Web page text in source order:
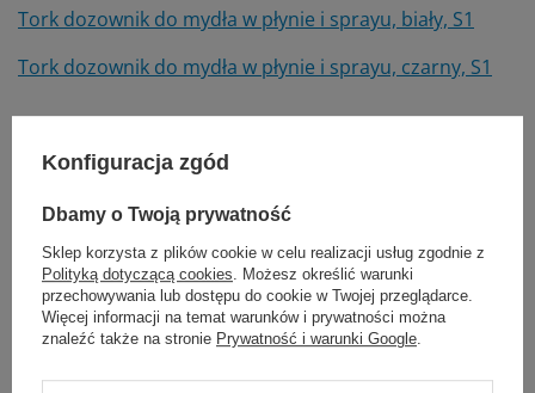
Tork dozownik do mydła w płynie i sprayu, biały, S1
Tork dozownik do mydła w płynie i sprayu, czarny, S1
Marka
Rodzaj produktu
System zamknięty dozowników
Proponujemy również:
Konfiguracja zgód
Dbamy o Twoją prywatność
Sklep korzysta z plików cookie w celu realizacji usług zgodnie z
Polityką dotyczącą cookies . Możesz określić warunki
przechowywania lub dostępu do cookie w Twojej przeglądarce.
Więcej informacji na temat warunków i prywatności można
znaleźć także na stronie Prywatność i warunki Google